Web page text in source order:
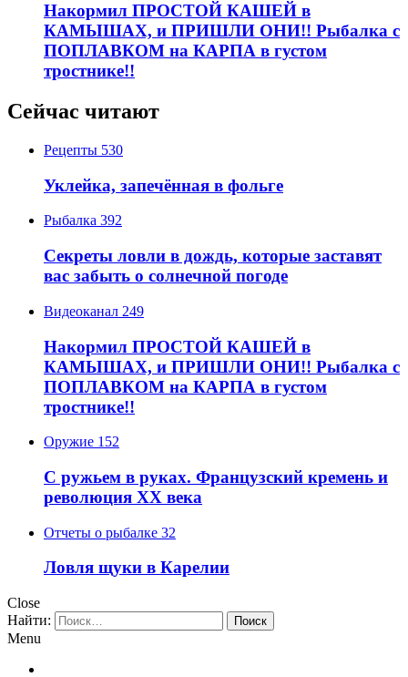
Накормил ПРОСТОЙ КАШЕЙ в
КАМЫШАХ, и ПРИШЛИ ОНИ!! Рыбалка с
ПОПЛАВКОМ на КАРПА в густом
тростнике!!
Сейчас читают
Рецепты 530
Уклейка, запечённая в фольге
Рыбалка 392
Секреты ловли в дождь, которые заставят
вас забыть о солнечной погоде
Видеоканал 249
Накормил ПРОСТОЙ КАШЕЙ в
КАМЫШАХ, и ПРИШЛИ ОНИ!! Рыбалка с
ПОПЛАВКОМ на КАРПА в густом
тростнике!!
Оружие 152
С ружьем в руках. Французский кремень и
революция XX века
Отчеты о рыбалке 32
Ловля щуки в Карелии
Close
Найти:
Menu